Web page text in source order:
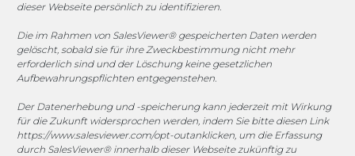
dieser Webseite persönlich zu identifizieren.
Die im Rahmen von SalesViewer® gespeicherten Daten werden
gelöscht, sobald sie für ihre Zweckbestimmung nicht mehr
erforderlich sind und der Löschung keine gesetzlichen
Aufbewahrungspflichten entgegenstehen.
Der Datenerhebung und -speicherung kann jederzeit mit Wirkung
für die Zukunft widersprochen werden, indem Sie bitte diesen Link
https://www.salesviewer.com/opt-outanklicken, um die Erfassung
durch SalesViewer® innerhalb dieser Webseite zukünftig zu
© 2025 MEGASOFT® IT GmbH & Co. KG |
MEGASOFT® IT übernimmt keinerlei Gewähr für die
Aktualität, Richtigkeit und Vollständigkeit der
Haftungsansprüche gegen den Autor, welche sich auf
Schäden materieller oder ideeller Art beziehen, die durch
die Nutzung oder Nichtnutzung der dargebotenen